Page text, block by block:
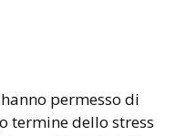
permesso di
termine dello stress